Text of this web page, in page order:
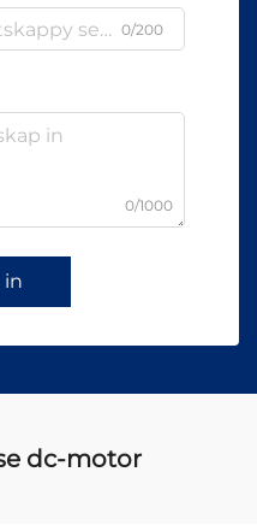
0/200
0/1000
in
dc-motor